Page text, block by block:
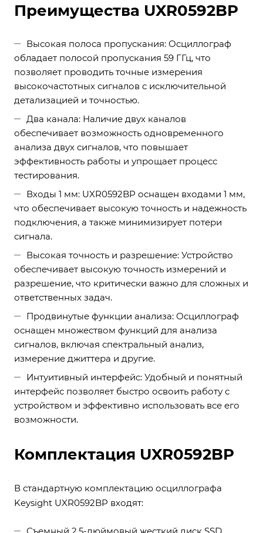
Преимущества UXR0592BP
Высокая полоса пропускания: Осциллограф
обладает полосой пропускания 59 ГГц, что
позволяет проводить точные измерения
высокочастотных сигналов с исключительной
детализацией и точностью.
Два канала: Наличие двух каналов
обеспечивает возможность одновременного
анализа двух сигналов, что повышает
эффективность работы и упрощает процесс
тестирования.
Входы 1 мм: UXR0592BP оснащен входами 1 мм,
что обеспечивает высокую точность и надежность
подключения, а также минимизирует потери
сигнала.
Высокая точность и разрешение: Устройство
обеспечивает высокую точность измерений и
разрешение, что критически важно для сложных и
ответственных задач.
Продвинутые функции анализа: Осциллограф
оснащен множеством функций для анализа
сигналов, включая спектральный анализ,
измерение джиттера и другие.
Интуитивный интерфейс: Удобный и понятный
интерфейс позволяет быстро освоить работу с
устройством и эффективно использовать все его
возможности.
Комплектация UXR0592BP
В стандартную комплектацию осциллографа
Keysight UXR0592BP входят: